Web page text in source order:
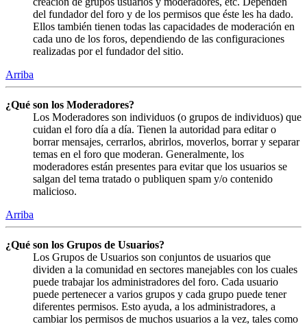
del fundador del foro y de los permisos que éste les ha dado.
Ellos también tienen todas las capacidades de moderación en
cada uno de los foros, dependiendo de las configuraciones
realizadas por el fundador del sitio.
Arriba
¿Qué son los Moderadores?
Los Moderadores son individuos (o grupos de individuos) que
cuidan el foro día a día. Tienen la autoridad para editar o
borrar mensajes, cerrarlos, abrirlos, moverlos, borrar y separar
temas en el foro que moderan. Generalmente, los
moderadores están presentes para evitar que los usuarios se
salgan del tema tratado o publiquen spam y/o contenido
malicioso.
Arriba
¿Qué son los Grupos de Usuarios?
Los Grupos de Usuarios son conjuntos de usuarios que
dividen a la comunidad en sectores manejables con los cuales
puede trabajar los administradores del foro. Cada usuario
puede pertenecer a varios grupos y cada grupo puede tener
diferentes permisos. Esto ayuda, a los administradores, a
cambiar los permisos de muchos usuarios a la vez, tales como